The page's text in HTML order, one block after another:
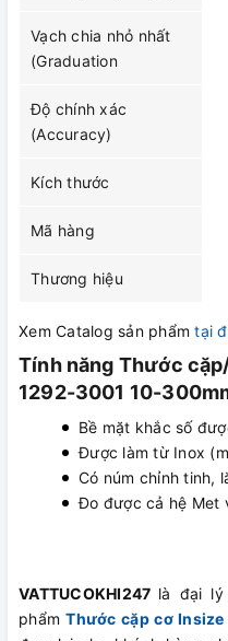
Vạch chia nhỏ nhất
(Graduation
Độ chính xác
(Accuracy)
Kích thước
Mã hàng
Thương hiệu
Xem Catalog sản phẩmtại
Tính năng Thước
1292-3001 10-
Bề mặt khắc số
Được làm từ Inox
Có núm chỉnh tinh,
Đo được cả hệ Met
VATTUCOKHI247 là đại lý
phẩmThước cặp cơ Insize